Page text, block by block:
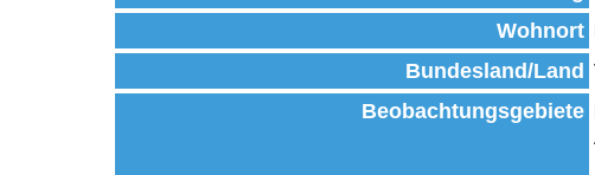
Wohnort
Bundesland/Land
Beobachtungsgebiete